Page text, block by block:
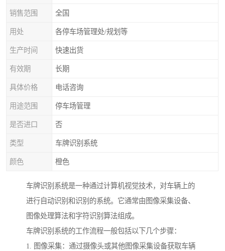
销售范围 全国
用处 各停车场管理处/规划等
生产时间 快速出货
有效期 长期
具体价格 电话咨询
用途范围 停车场管理
是否进口 否
类型 车牌识别系统
颜色 橙色
车牌识别系统是一种通过计算机视觉技术，对车辆上的
进行自动识别和识别的系统。它通常由图像采集设备、
图像处理算法和字符识别算法组成。
车牌识别系统的工作流程一般包括以下几个步骤：
1. 图像采集：通过摄像头或其他图像采集设备获取车辆